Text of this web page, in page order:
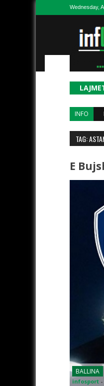
Skip to content
Wednesday,
INFO
TAG:
E
BALLINA
infosport -